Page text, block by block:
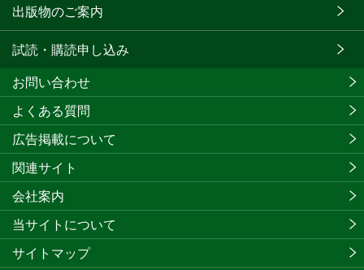
出版物のご案内
試読・購読申し込み
お問い合わせ
よくある質問
広告掲載について
関連サイト
会社案内
当サイトについて
サイトマップ